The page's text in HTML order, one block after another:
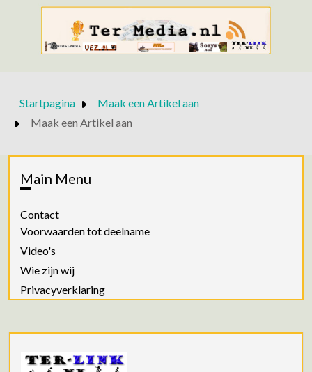
Startpagina
Maak een Artikel aan
Maak een Artikel aan
Main Menu
Contact
Voorwaarden tot deelname
Video's
Wie zijn wij
Privacyverklaring